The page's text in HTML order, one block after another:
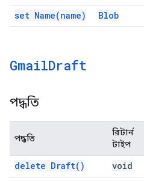
set Name(name) Blob
GmailDraft
পদ্ধতি
পদ্ধতি
রিটার্ন
টাইপ
delete Draft( ) void